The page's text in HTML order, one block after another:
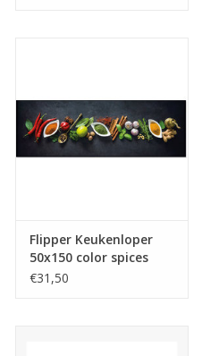
Flipper Keukenloper
50x150 color spices
€31,50